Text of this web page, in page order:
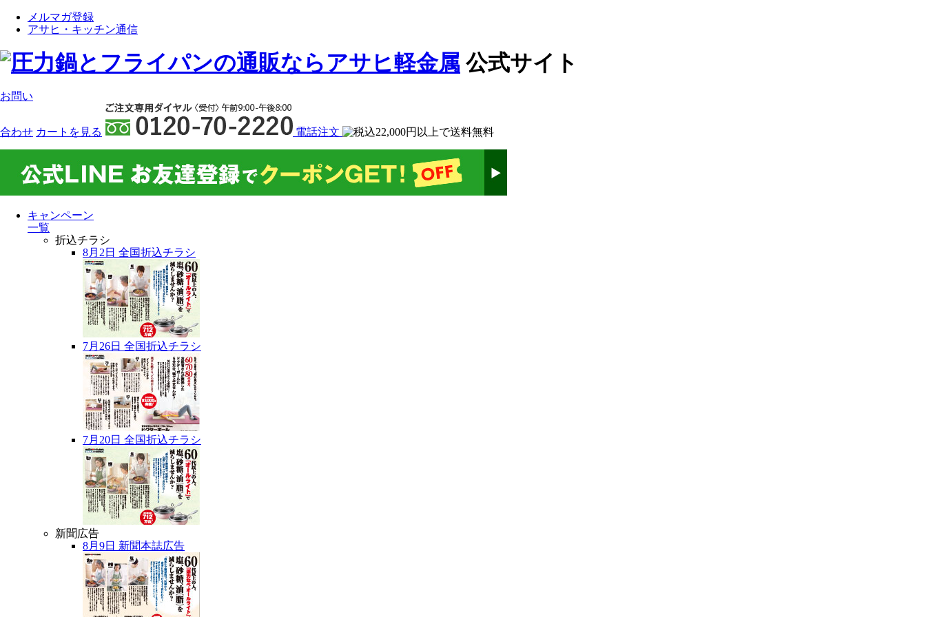
メルマガ登録
アサヒ・キッチン通信
公式サイト
お問い
合わせ カート を見る 電話注文
キャンペーン
一覧
折込チラシ
8月2日 全国折込チラシ
7月26日 全国折込チラシ
7月20日 全国折込チラシ
新聞広告
8月9日 新聞本誌広告